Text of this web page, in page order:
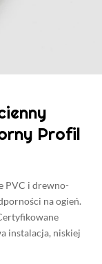
Profil
PVC i drewno-
na ogień.
instalacja, niskiej